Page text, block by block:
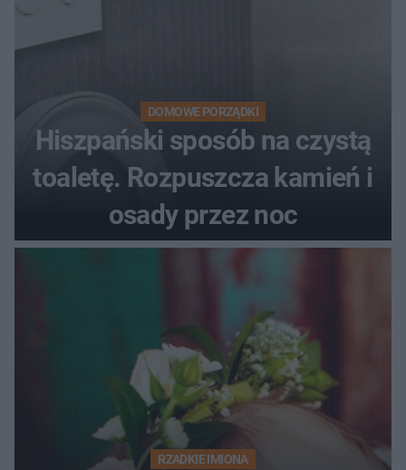
DOMOWE PORZĄDKI
Hiszpański sposób na czystą
toaletę. Rozpuszcza kamień i
osady przez noc
RZADKIE IMIONA